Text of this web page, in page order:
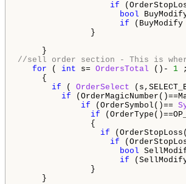
if
bool
if (BuyModify
}
//sell order section - This is
for ( int s= OrdersTotal ()- 1
{
if ( OrderSelect
if
if (OrderSymbol()==
if
{
if
if
bool
if
}
}